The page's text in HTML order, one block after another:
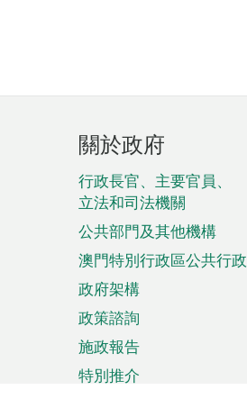
頁
腳
菜
單
關於政府
行政長官、主要官員、
立法和司法機關
公共部門及其他機構
澳門特別行政區公共行政
政府架構
政策諮詢
施政報告
特別推介